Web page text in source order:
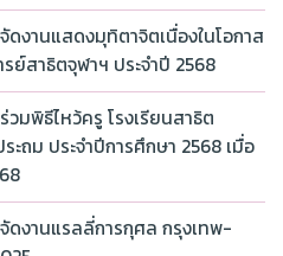
งานแสดงมุทิตาจิตเนื่องในโอกาส
ย์สาธิตจุฬาฯ ประจำปี 2568
มพิธีไหว้ครู โรงเรียนสาธิต
ถม ประจำปีการศึกษา 2568 เมื่อ
ดงานแรลลี่การกุศล กรุงเทพ-